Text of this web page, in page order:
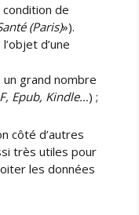
de
(Paris)»).
d’une
grand nombre
Epub, Kindle…) ;
côté d’autres
très utiles pour
les données